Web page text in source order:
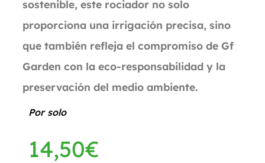
sostenible, este rociador no solo
proporciona una irrigación precisa, sino
que también refleja el compromiso de Gf
Garden con la eco-responsabilidad y la
preservación del medio ambiente.
Por solo
14,50€